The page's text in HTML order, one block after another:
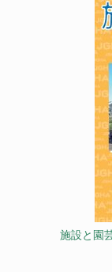
施設と園